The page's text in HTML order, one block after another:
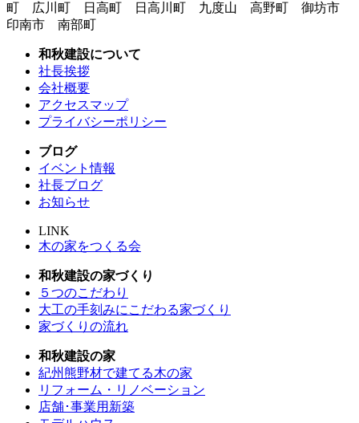
町 広川町 日高町 日高川町 九度山 高野町 御坊市
印南市 南部町
和秋建設について
社長挨拶
会社概要
アクセスマップ
プライバシーポリシー
ブログ
イベント情報
社長ブログ
お知らせ
LINK
木の家をつくる会
和秋建設の家づくり
５つのこだわり
大工の手刻みにこだわる家づくり
家づくりの流れ
和秋建設の家
紀州熊野材で建てる木の家
リフォーム・リノベーション
店舗･事業用新築